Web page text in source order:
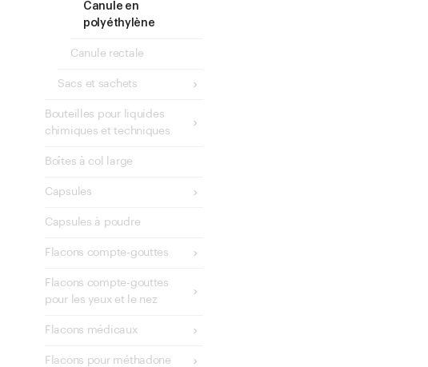
Canule en
polyéthylène
Canule rectale
Sacs et sachets
Bouteilles pour liquides
chimiques et techniques
Boîtes à col large
Capsules
Capsules à poudre
Flacons compte-gouttes
Flacons compte-gouttes
pour les yeux et le nez
Flacons médicaux
Flacons pour méthadone